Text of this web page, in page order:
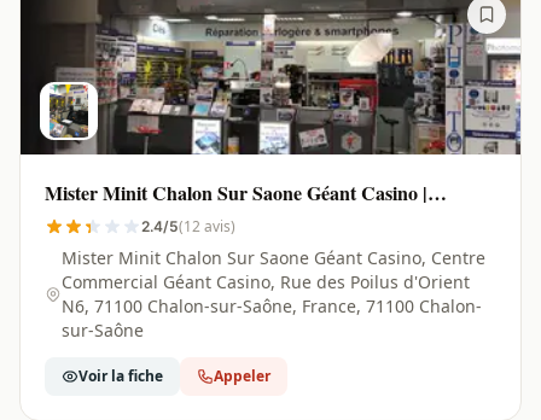
Mister Minit Chalon Sur Saone Géant Casino |
Chalon-sur-Saône - 71100
2.4/5(12 avis)
Mister Minit Chalon Sur Saone Géant Casino, Centre
Commercial Géant Casino, Rue des Poilus d'Orient
N6, 71100 Chalon-sur-Saône, France, 71100 Chalon-
sur-Saône
Voir la fiche Appeler